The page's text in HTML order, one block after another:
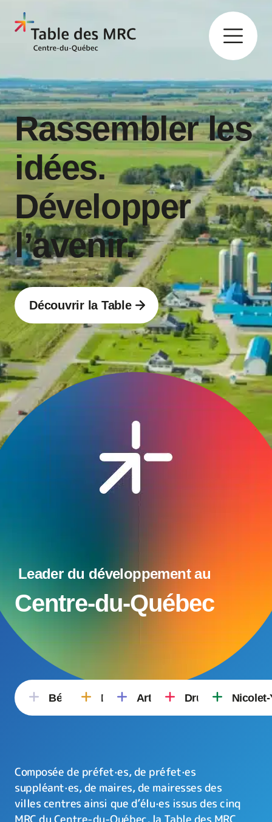
Rassembler les
idées.
Développer
l’avenir.
Découvrir la Table
Leader du développement au
Centre-du-Québec
BécancourÉrable ArthabaskaDrummond
Composée de préfet·es, de préfet·es
suppléant·es, de maires, de mairesses des
villes centres ainsi que d’élu·es issus des cinq